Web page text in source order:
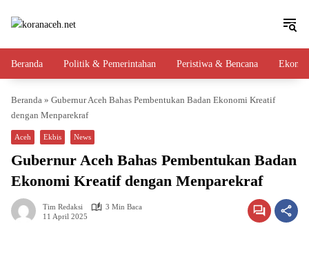
Beranda Politik & Pemerintahan Peristiwa & Bencana
Beranda » Gubernur Aceh Bahas Pembentukan Badan Ekonomi Kreatif
dengan Menparekraf
Aceh Ekbis News
Gubernur Aceh Bahas Pembentukan Badan
Ekonomi Kreatif dengan Menparekraf
Tim Redaksi
3 Min Baca
11 April 2025